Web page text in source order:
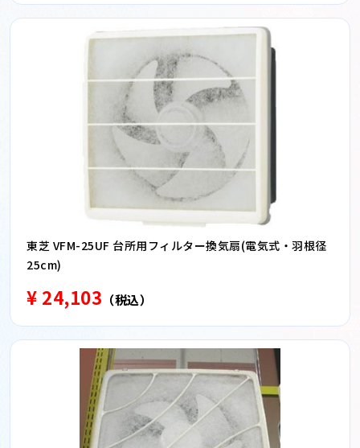
東芝 VFM-25UF 台所用フィルター換気扇(電気式・羽根径
25cm)
¥ 24,103 （税込）